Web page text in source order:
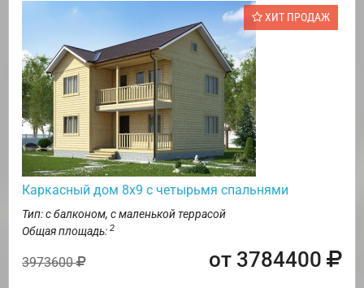
ХИТ ПРОДАЖ
Каркасный дом 8х9 с четырьмя спальнями
Тип: с балконом, с маленькой террасой
Общая площадь: 2
3973600 от 3784400